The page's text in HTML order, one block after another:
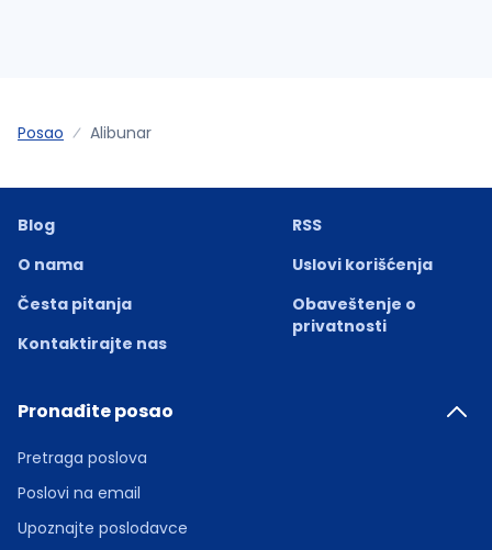
Posao Alibunar
Blog
O nama
Česta pitanja
Kontaktirajte nas
RSS
Uslovi korišćenja
Obaveštenje o
privatnosti
Pronađite posao
Pretraga poslova
Poslovi na email
Upoznajte poslodavce